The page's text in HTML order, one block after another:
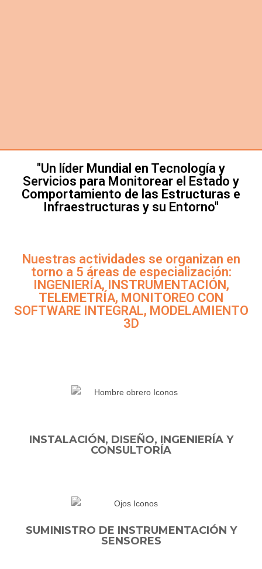
"Un líder Mundial en Tecnología y
Servicios para Monitorear el Estado y
Comportamiento de las Estructuras e
Infraestructuras y su Entorno"
Nuestras actividades se organizan en
torno a 5 áreas de especialización:
INGENIERÍA, INSTRUMENTACIÓN,
TELEMETRÍA, MONITOREO CON
SOFTWARE INTEGRAL, MODELAMIENTO
3D
INSTALACIÓN, DISEÑO, INGENIERÍA Y
CONSULTORÍA
SUMINISTRO DE INSTRUMENTACIÓN Y
SENSORES